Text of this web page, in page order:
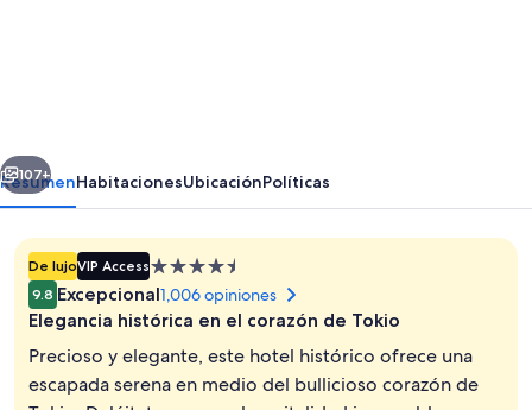
Siguiente
107+
ResumenHabitacionesUbicaciónPolíticas
De lujoVIP AccessPropiedad
de
4.5
9.8 Excepcional1,006 opiniones
Elegancia histórica en el corazón de Tokio
Precioso y elegante, este hotel histórico ofrece una
escapada serena en medio del bullicioso corazón de